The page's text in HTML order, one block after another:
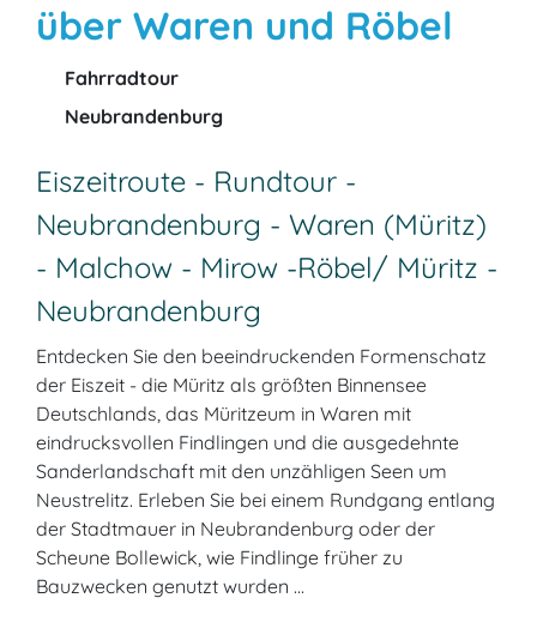
über Waren und Röbel
Fahrradtour
Neubrandenburg
Eiszeitroute - Rundtour -
Neubrandenburg - Waren (Müritz)
- Malchow - Mirow -Röbel/ Müritz -
Neubrandenburg
Entdecken Sie den beeindruckenden Formenschatz
der Eiszeit - die Müritz als größten Binnensee
Deutschlands, das Müritzeum in Waren mit
eindrucksvollen Findlingen und die ausgedehnte
Sanderlandschaft mit den unzähligen Seen um
Neustrelitz. Erleben Sie bei einem Rundgang entlang
der Stadtmauer in Neubrandenburg oder der
Scheune Bollewick, wie Findlinge früher zu
Bauzwecken genutzt wurden ...